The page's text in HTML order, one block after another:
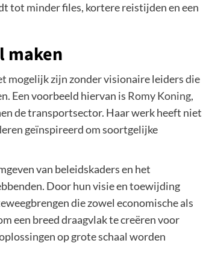
tot minder files, kortere reistijden en een
maken
mogelijk zijn zonder visionaire leiders die
Een voorbeeld hiervan is Romy Koning,
de transportsector. Haar werk heeft niet
geïnspireerd om soortgelijke
van beleidskaders en het
Door hun visie en toewijding
die zowel economische als
een breed draagvlak te creëren voor
op grote schaal worden